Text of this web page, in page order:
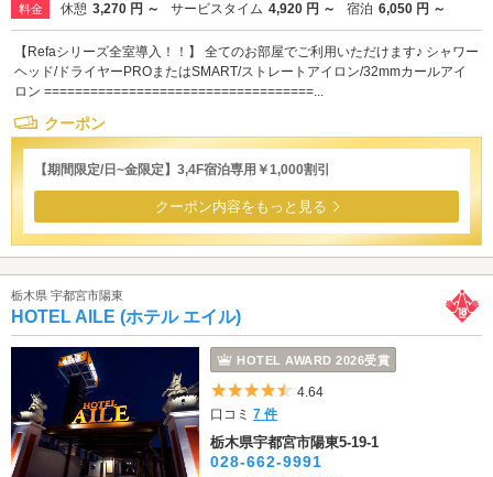
料金 休憩 3,270 円 ～ サービスタイム 4,920 円 ～ 宿泊 6,050 円 ～
【Refaシリーズ全室導入！！】 全てのお部屋でご利用いただけます♪ シャワー
ヘッド/ドライヤーPROまたはSMART/ストレートアイロン/32mmカールアイ
ロン ===================================...
クーポン
【期間限定/日~金限定】3,4F宿泊専用￥1,000割引
クーポン内容をもっと見る
栃木県 宇都宮市陽東
HOTEL AILE (ホテル エイル)
HOTEL AWARD 2026受賞
5つ星のうち4.5
4.64
口コミ7 件
栃木県宇都宮市陽東5-19-1
028-662-9991